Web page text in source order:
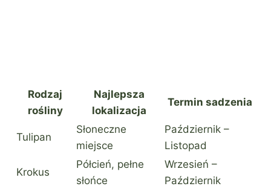
Rodzaj
rośliny
Najlepsza
lokalizacja
Termin sadzenia
Tulipan
Słoneczne
miejsce
Październik –
Listopad
Krokus
Półcień, pełne
słońce
Wrzesień –
Październik